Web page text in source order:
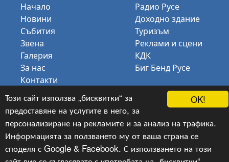
OK!
Този сайт използва „бисквитки“ за
предоставяне на услугите в него, за
персонализиране на рекламите и за анализ на трафика.
Информацията за ползването му от ваша страна се
споделя с Google & Facebook. С използването на този
Начало
Новини
Събития
Звена
Галерия
За нас
Контакти
Радио Русе
Доходно здание
Туризъм
Реклами и сцени
КДК
Биг Бенд Русе
Copyright © 2024-2026, v.1.11,ОП „Русе Арт“, Уеб
Дизайн и програмиране : Гейт.БГ ЕООД